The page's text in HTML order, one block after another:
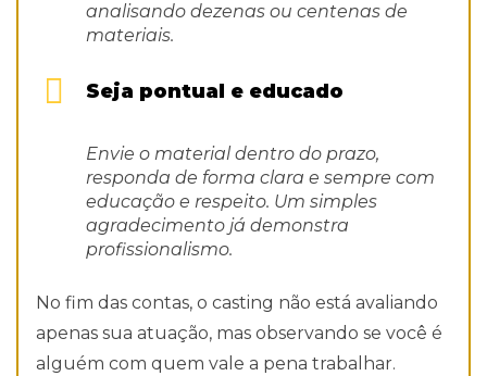
analisando dezenas ou centenas de
materiais.
Seja pontual e educado
Envie o material dentro do prazo,
responda de forma clara e sempre com
educação e respeito. Um simples
agradecimento já demonstra
profissionalismo.
No fim das contas, o casting não está avaliando
apenas sua atuação, mas observando se você é
alguém com quem vale a pena trabalhar.